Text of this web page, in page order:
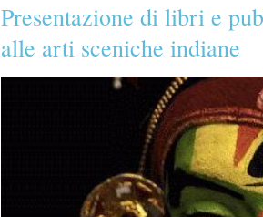
Presentazione di libri e
alle arti sceniche indiane